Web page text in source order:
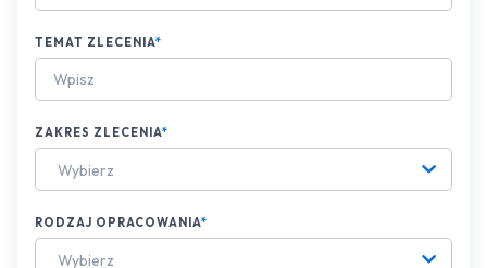
TEMAT ZLECENIA*
ZAKRES ZLECENIA*
Wybierz
RODZAJ OPRACOWANIA*
Wybierz